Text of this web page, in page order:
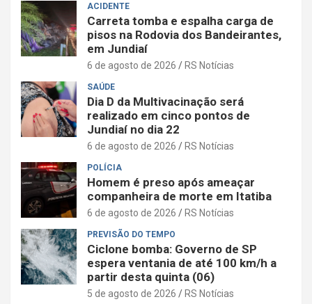
ACIDENTE
Carreta tomba e espalha carga de
pisos na Rodovia dos Bandeirantes,
em Jundiaí
6 de agosto de 2026 RS Notícias
SAÚDE
Dia D da Multivacinação será
realizado em cinco pontos de
Jundiaí no dia 22
6 de agosto de 2026 RS Notícias
POLÍCIA
Homem é preso após ameaçar
companheira de morte em Itatiba
6 de agosto de 2026 RS Notícias
PREVISÃO DO TEMPO
Ciclone bomba: Governo de SP
espera ventania de até 100 km/h a
partir desta quinta (06)
5 de agosto de 2026 RS Notícias